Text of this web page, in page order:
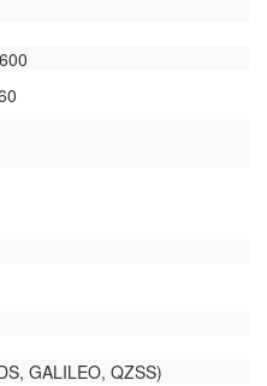
GALILEO, QZSS)